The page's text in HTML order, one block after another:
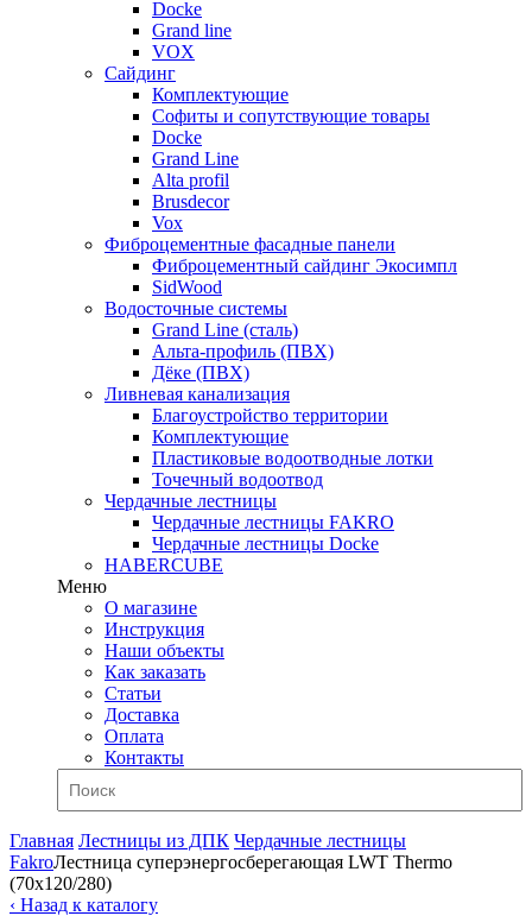
Docke
Grand line
VOX
Сайдинг
Комплектующие
Софиты и сопутствующие товары
Docke
Grand Line
Alta profil
Brusdecor
Vox
Фиброцементные фасадные панели
Фиброцементный сайдинг Экосимпл
SidWood
Водосточные системы
Grand Line (сталь)
Альта-профиль (ПВХ)
Дёке (ПВХ)
Ливневая канализация
Благоустройство территории
Комплектующие
Пластиковые водоотводные лотки
Точечный водоотвод
Чердачные лестницы
Чердачные лестницы FAKRO
Чердачные лестницы Docke
HABERCUBE
Меню
О магазине
Инструкция
Наши объекты
Как заказать
Статьи
Доставка
Оплата
Контакты
Главная Лестницы из ДПК Чердачные лестницы
FakroЛестница суперэнергосберегающая LWT Thermo
(70х120/280)
‹ Назад к каталогу